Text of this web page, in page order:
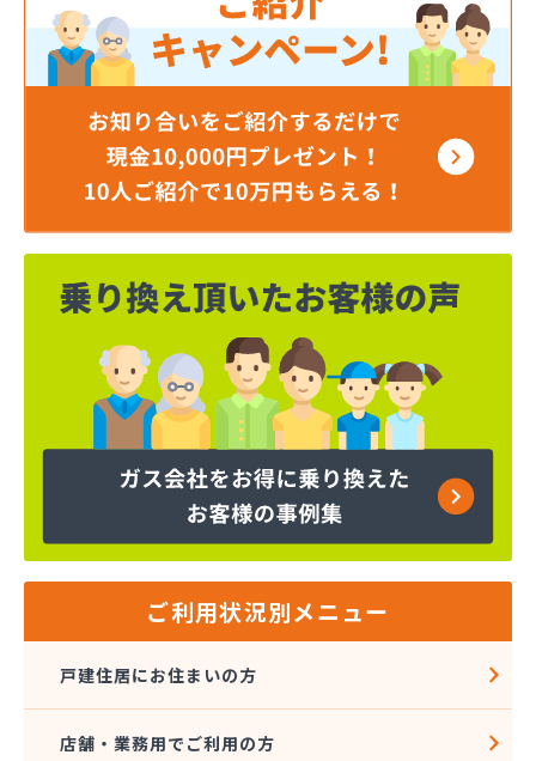
ご利用状況別メニュー
戸建住居にお住まいの方
店舗・業務用でご利用の方